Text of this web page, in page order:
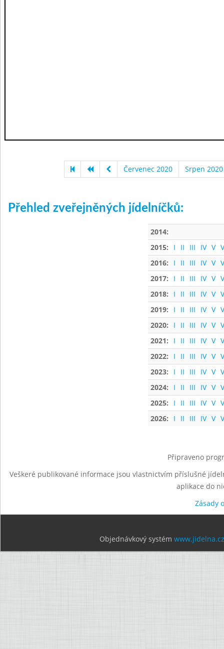
Červenec 2020 Srpen 2020
Přehled zveřejněných jídelníčků:
2014:
2015:
I II III IV V
2016:
I II III IV V
2017:
I II III IV V
2018:
I II III IV V
2019:
I II III IV V
2020:
I II III IV V
2021:
I II III IV V
2022:
I II III IV V
2023:
I II III IV V
2024:
I II III IV V
2025:
I II III IV V
2026:
I II III IV V
Připraveno
Veškeré publikované informace jsou vlastnictvím příslušné
aplikace do
Zásady
Objednávkový systém www.jidelna.cz